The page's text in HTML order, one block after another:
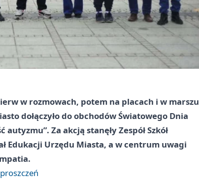
w rozmowach, potem na placach i w marszu
dołączyło do obchodów Światowego Dnia
Za akcją stanęły Zespół Szkół
Edukacji Urzędu Miasta, a w centrum uwagi